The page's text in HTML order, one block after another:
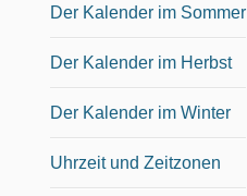
Der Kalender im Sommer
Der Kalender im Herbst
Der Kalender im Winter
Uhrzeit und Zeitzonen